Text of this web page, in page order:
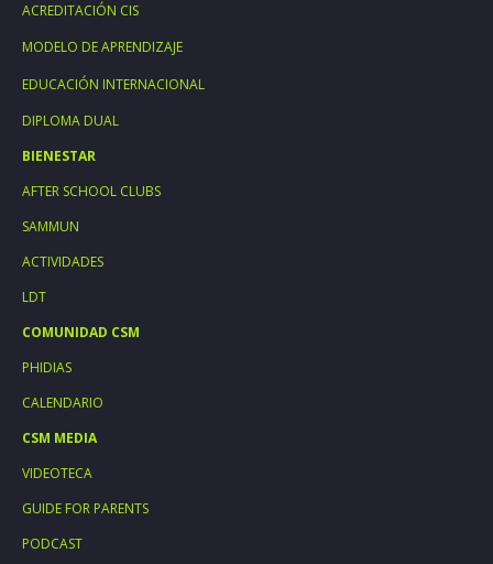
ACREDITACIÓN CIS
MODELO DE APRENDIZAJE
EDUCACIÓN INTERNACIONAL
DIPLOMA DUAL
BIENESTAR
AFTER SCHOOL CLUBS
SAMMUN
ACTIVIDADES
LDT
COMUNIDAD CSM
PHIDIAS
CALENDARIO
CSM MEDIA
VIDEOTECA
GUIDE FOR PARENTS
PODCAST